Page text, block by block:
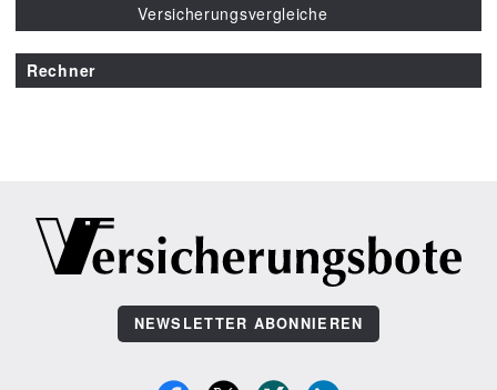
Versicherungsvergleiche
Rechner
NEWSLETTER ABONNIEREN